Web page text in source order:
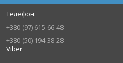
+380 (97) 615-66-48
+380 (50) 194-38-28
Viber